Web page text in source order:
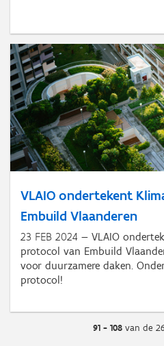
VLAIO ondertekent
Embuild Vlaanderen
23 FEB 2024
VLAIO
protocol van Embuild
voor duurzamere daken.
protocol!
91 - 108van de